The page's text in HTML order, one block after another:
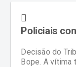
Policiais
Decisão do
Bope. A vítima